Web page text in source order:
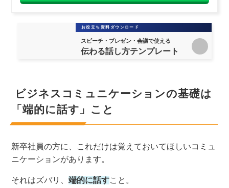
お役立ち資料ダウンロード
スピーチ・プレゼン・会議で使える
伝わる話し方テンプレート
ビジネスコミュニケーションの基礎は
「端的に話す」こと
新卒社員の方に、これだけは覚えておいてほしいコミュ
ニケーションがあります。
それはズバリ、端的に話すこと。